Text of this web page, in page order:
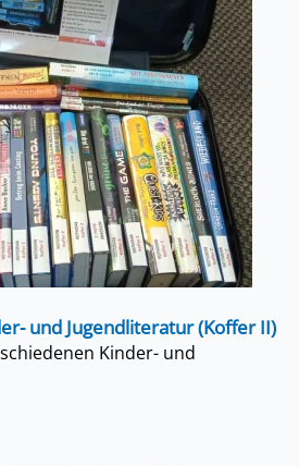
und Jugendliteratur (Koffer II)
Kinder- und